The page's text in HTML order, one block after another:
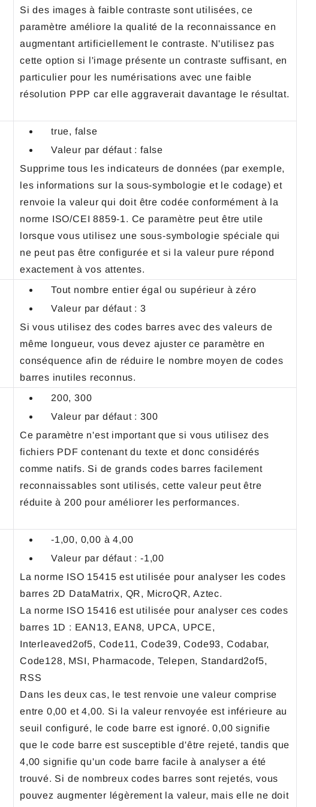
Si des images à faible contraste sont utilisées, ce
paramètre améliore la qualité de la reconnaissance en
augmentant artificiellement le contraste. N'utilisez pas
cette option si l'image présente un contraste suffisant, en
particulier pour les numérisations avec une faible
résolution PPP car elle aggraverait davantage le résultat.
true, false
Valeur par défaut : false
Supprime tous les indicateurs de données (par exemple,
les informations sur la sous-symbologie et le codage) et
renvoie la valeur qui doit être codée conformément à la
norme ISO/CEI 8859-1. Ce paramètre peut être utile
lorsque vous utilisez une sous-symbologie spéciale qui
ne peut pas être configurée et si la valeur pure répond
exactement à vos attentes.
Tout nombre entier égal ou supérieur à zéro
Valeur par défaut : 3
Si vous utilisez des codes barres avec des valeurs de
même longueur, vous devez ajuster ce paramètre en
conséquence afin de réduire le nombre moyen de codes
barres inutiles reconnus.
200, 300
Valeur par défaut : 300
Ce paramètre n'est important que si vous utilisez des
fichiers PDF contenant du texte et donc considérés
comme natifs. Si de grands codes barres facilement
reconnaissables sont utilisés, cette valeur peut être
réduite à 200 pour améliorer les performances.
-1,00, 0,00 à 4,00
Valeur par défaut : -1,00
La norme ISO 15415 est utilisée pour analyser les codes
barres 2D DataMatrix, QR, MicroQR, Aztec.
La norme ISO 15416 est utilisée pour analyser ces codes
barres 1D : EAN13, EAN8, UPCA, UPCE,
Interleaved2of5, Code11, Code39, Code93, Codabar,
Code128, MSI, Pharmacode, Telepen, Standard2of5,
RSS
Dans les deux cas, le test renvoie une valeur comprise
entre 0,00 et 4,00. Si la valeur renvoyée est inférieure au
seuil configuré, le code barre est ignoré. 0,00 signifie
que le code barre est susceptible d'être rejeté, tandis que
4,00 signifie qu'un code barre facile à analyser a été
trouvé. Si de nombreux codes barres sont rejetés, vous
pouvez augmenter légèrement la valeur, mais elle ne doit